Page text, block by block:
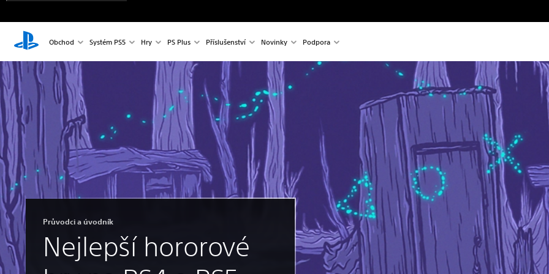
Obchod Systém PS5 Hry PS Plus Příslušenství Novinky Podpora
Průvodci a úvodník
Nejlepší hororové